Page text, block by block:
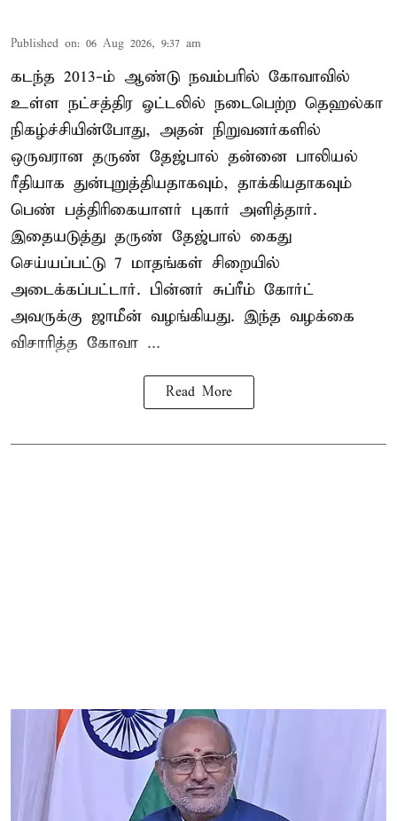
Published on: 06 Aug 2026, 9:37 am
கடந்த 2013-ம் ஆண்டு நவம்பரில் கோவாவில்
உள்ள நட்சத்திர ஓட்டலில் நடைபெற்ற தெஹல்கா
நிகழ்ச்சியின்போது, அதன் நிறுவனர்களில்
ஒருவரான தருண் தேஜ்பால் தன்னை பாலியல்
ரீதியாக துன்புறுத்தியதாகவும், தாக்கியதாகவும்
பெண் பத்திரிகையாளர் புகார் அளித்தார்.
இதையடுத்து தருண் தேஜ்பால் கைது
செய்யப்பட்டு 7 மாதங்கள் சிறையில்
அடைக்கப்பட்டார். பின்னர் சுப்ரீம் கோர்ட்
அவருக்கு ஜாமீன் வழங்கியது. இந்த வழக்கை
விசாரித்த கோவா ...
Read More